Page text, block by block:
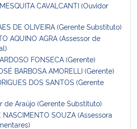
CAVALCANTI (Ouvidor
DE OLIVEIRA (Gerente Substituto)
AQUINO AGRA (Assessor de
FONSECA (Gerente)
BARBOSA AMORELLI (Gerente)
DOS SANTOS (Gerente
de Araújo (Gerente Substituto)
NASCIMENTO SOUZA (Assessora